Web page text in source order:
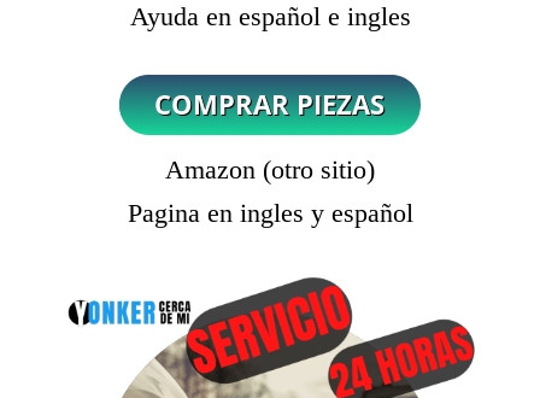
Ayuda en español e ingles
Amazon (otro sitio)
Pagina en ingles y español